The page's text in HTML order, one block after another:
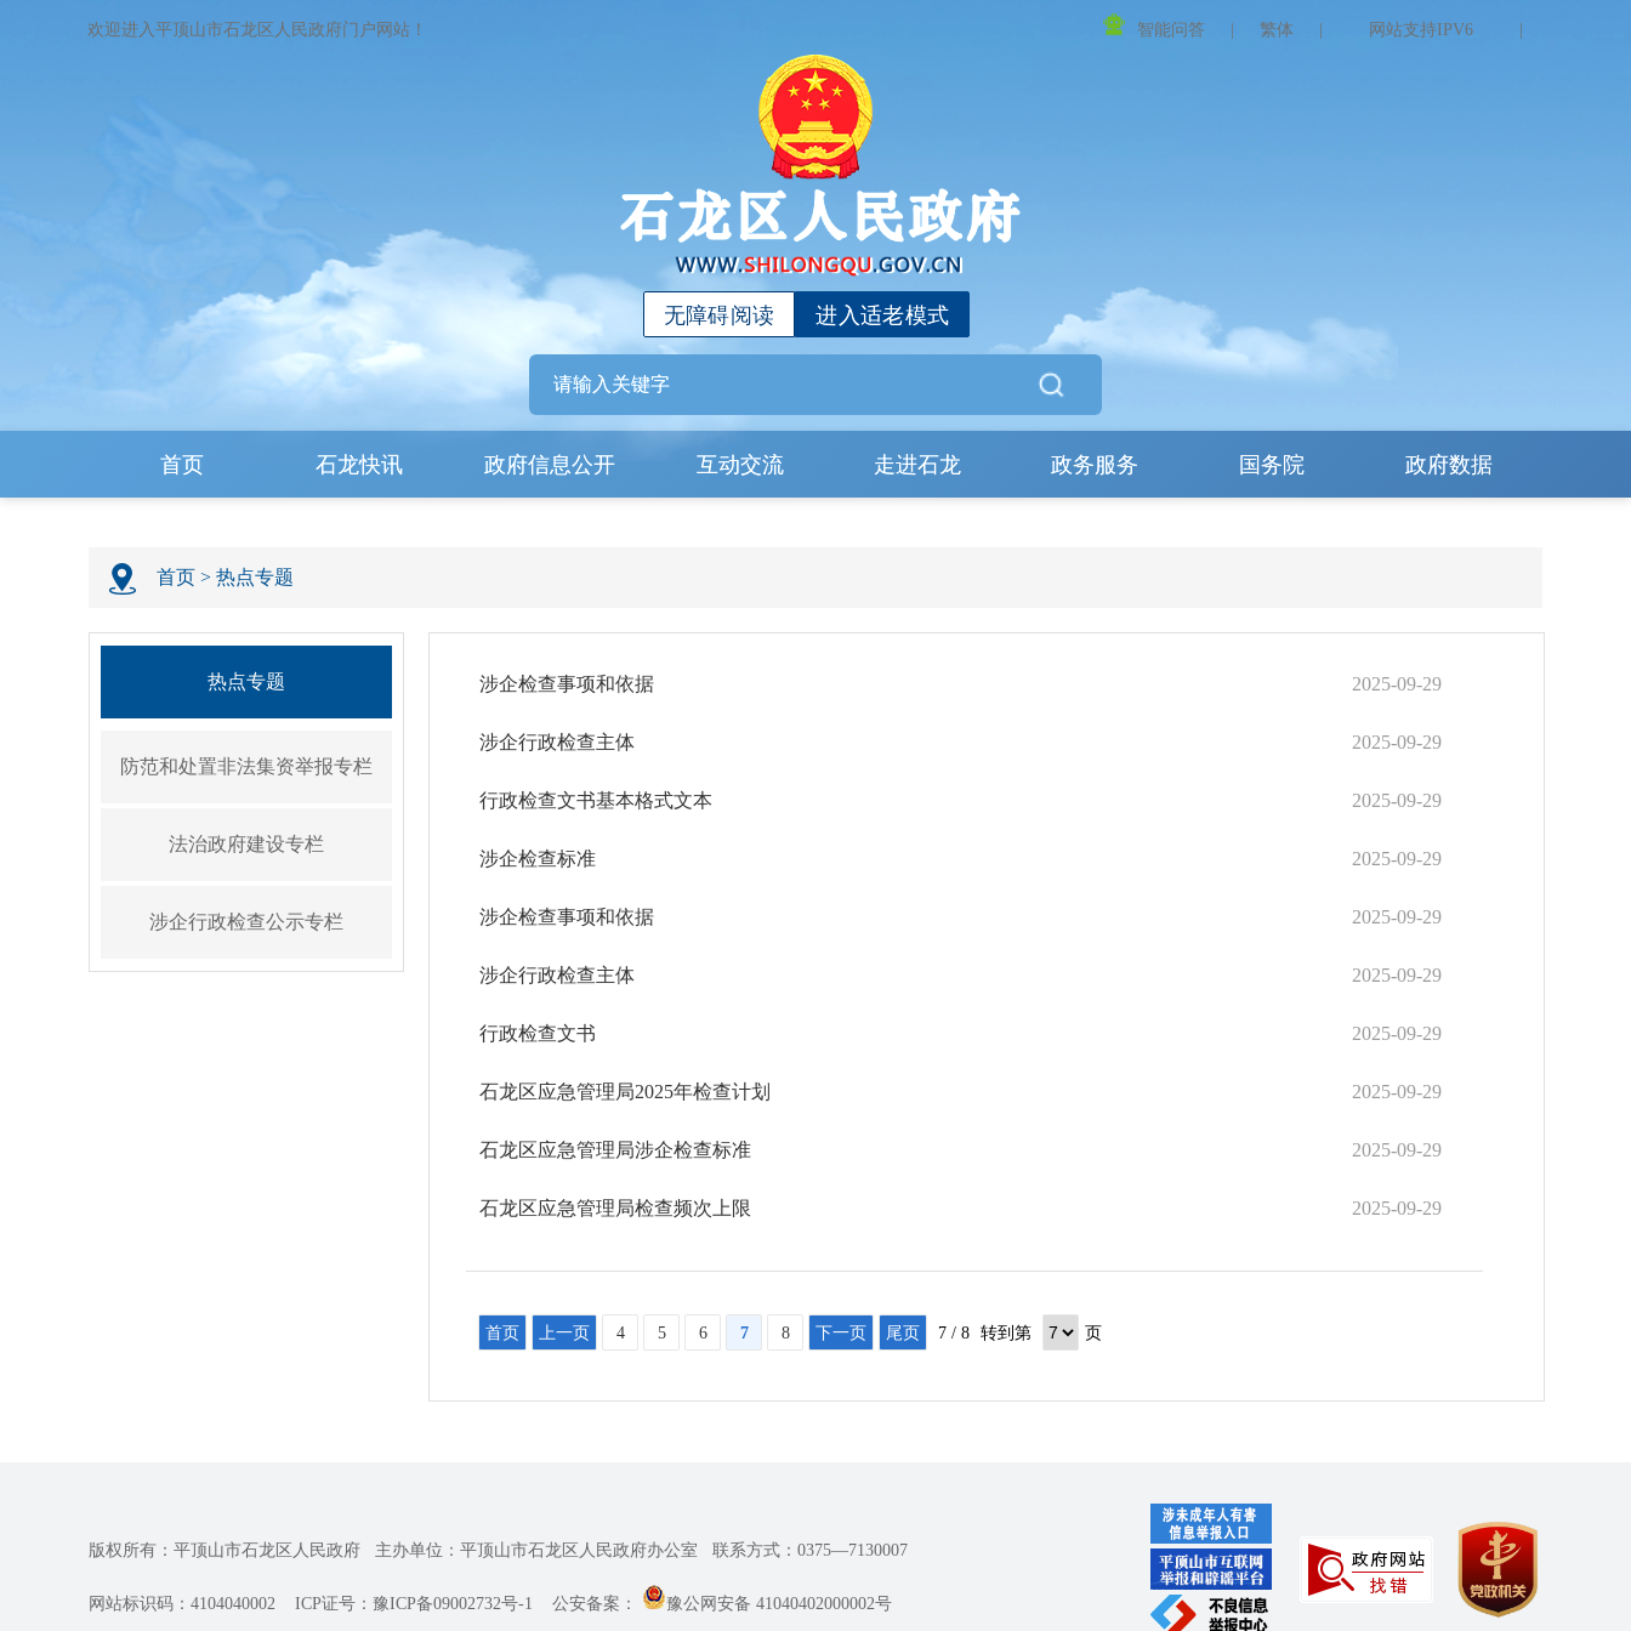
欢迎进入平顶山市石龙区人民政府门户网站！ 智能问答 繁体 网站支持IPV6
进入适老模式
无障碍阅读
首页 石龙快讯 政府信息公开 互动交流 走进石龙 政务服务 国务院 政府数据
首页 > 热点专题
热点专题
防范和处置非法集资举报专栏
法治政府建设专栏
涉企行政检查公示专栏
涉企检查事项和依据 2025-09-29
涉企行政检查主体 2025-09-29
行政检查文书基本格式文本 2025-09-29
涉企检查标准 2025-09-29
涉企检查事项和依据 2025-09-29
涉企行政检查主体 2025-09-29
行政检查文书 2025-09-29
石龙区应急管理局2025年检查计划 2025-09-29
石龙区应急管理局涉企检查标准 2025-09-29
石龙区应急管理局检查频次上限 2025-09-29
首页 上一页 4 5 6 7 8 下一页 尾页 7 / 8 转到第 页
版权所有：平顶山市石龙区人民政府 主办单位：平顶山市石龙区人民政府办公室 联系方式：0375—7130007
网站标识码：4104040002 ICP证号：豫ICP备09002732号-1 公安备案： 豫公网安备 41040402000002号